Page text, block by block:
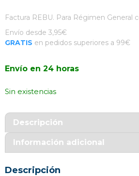
Factura REBU. Para Régimen General
Envío desde 3,95€
GRATIS en pedidos superiores a 99€
Envío en 24 horas
Sin existencias
Descripción
Información adicional
Descripción